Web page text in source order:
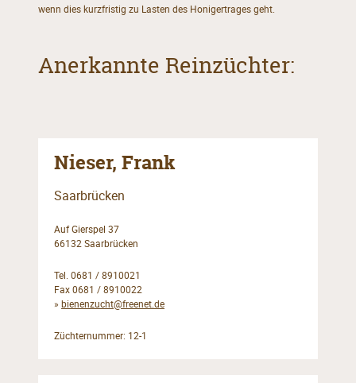
wenn dies kurzfristig zu Lasten des Honigertrages geht.
Anerkannte Reinzüchter:
Nieser, Frank
Saarbrücken
Auf Gierspel 37
66132 Saarbrücken
Tel. 0681 / 8910021
Fax 0681 / 8910022
» bienenzucht@freenet.de
Züchternummer: 12-1